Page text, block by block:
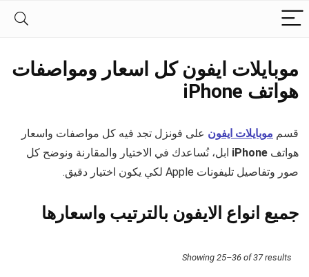
موبايلات ايفون كل اسعار ومواصفات
هواتف iPhone
قسم موبايلات ايفون على فونزل تجد فيه كل مواصفات واسعار
هواتف iPhone ابل، نُساعدك في الاختيار والمقارنة ونوضح كل
صور وتفاصيل تليفونات Apple لكي يكون اختيار دقيق.
جميع انواع الايفون بالترتيب واسعارها
Showing 25–36 of 37 results
Sorted